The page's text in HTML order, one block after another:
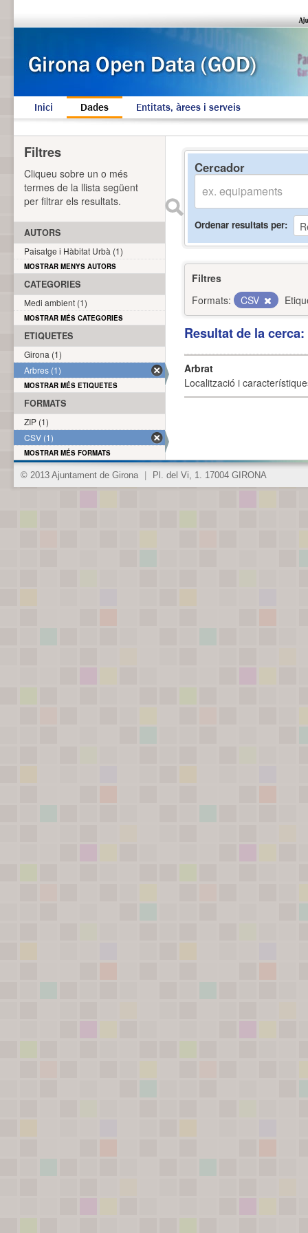
Inici Dades Entitats, àrees i serveis
Cercador
Ordenar resultats per
Filtres
Formats:
CSV
Resultat de la
Arbrat
Localització i
Filtres
Cliqueu sobre un o més
termes de la llista següent
per filtrar els resultats.
AUTORS
Paisatge i Hàbitat Urbà (1)
MOSTRAR MENYS AUTORS
CATEGORIES
Medi ambient (1)
MOSTRAR MÉS CATEGORIES
ETIQUETES
Girona (1)
Arbres (1)
MOSTRAR MÉS ETIQUETES
FORMATS
ZIP (1)
CSV (1)
MOSTRAR MÉS FORMATS
© 2013 Ajuntament de Girona Pl. del Vi, 1. 17004 GIRONA